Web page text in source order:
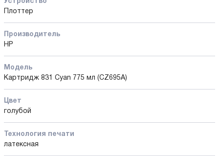
Плоттер
Производитель
HP
Модель
Картридж 831 Cyan 775 мл (CZ695A)
Цвет
голубой
Технология печати
латексная